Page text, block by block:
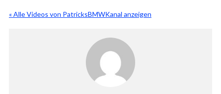
« Alle Videos von PatricksBMWKanal anzeigen